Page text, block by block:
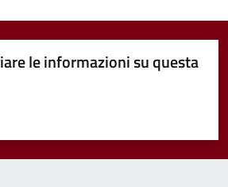
le informazioni su questa
5 stelle su 5
su 5
su 5
5